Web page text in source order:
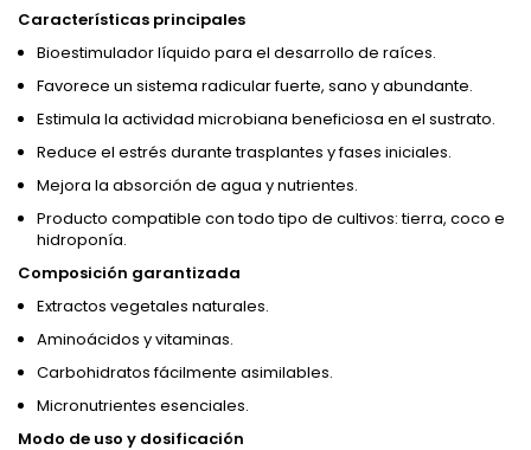
Características principales
Bioestimulador líquido para el desarrollo de raíces.
Favorece un sistema radicular fuerte, sano y abundante.
Estimula la actividad microbiana beneficiosa en el sustrato.
Reduce el estrés durante trasplantes y fases iniciales.
Mejora la absorción de agua y nutrientes.
Producto compatible con todo tipo de cultivos: tierra, coco e
hidroponía.
Composición garantizada
Extractos vegetales naturales.
Aminoácidos y vitaminas.
Carbohidratos fácilmente asimilables.
Micronutrientes esenciales.
Modo de uso y dosificación